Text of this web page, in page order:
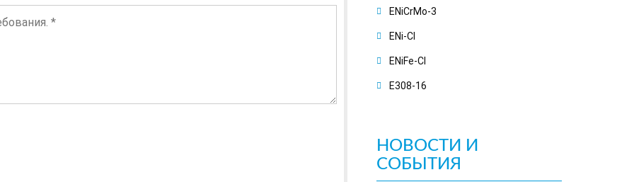
ENiCrMo-3
ENi-CI
ENiFe-CI
E308-16
НОВОСТИ И
СОБЫТИЯ